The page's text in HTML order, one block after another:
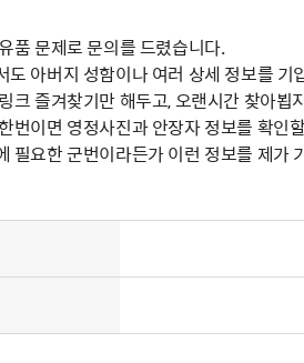
품 문제로 문의를 드렸습니다.
도 아버지 성함이나 여러 상세 정보를
크 즐겨찾기만 해두고, 오랜시간 찾아
번이면 영정사진과 안장자 정보를 확인
필요한 군번이라든가 이런 정보를 제가